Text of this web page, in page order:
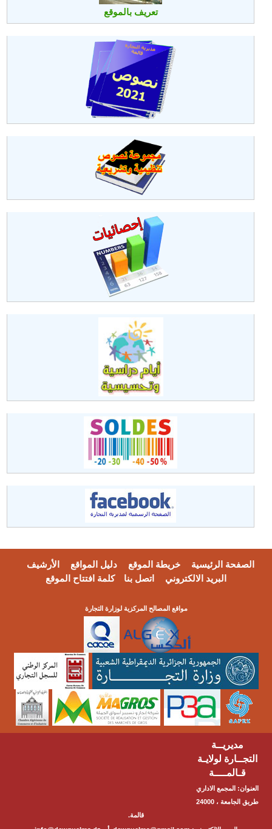
تعريف بالموقع
الصفحة الرئيسية خريطة الموقع دليل المواقع
الأرشيف
البريد الالكتروني
اتصل بنا كلمة افتتاح الموقع
مواقع المصالح المركزية لوزارة التجارة
مديريــة
التجــارة لولايـة
قـالمــــة
العنوان: المجمع الاداري
طريق الجامعة ، 24000
قالمة.